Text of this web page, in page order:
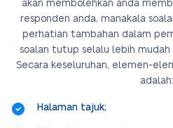
akan membolehkan anda
responden anda, manakala
perhatian tambahan dalam
soalan tutup selalu lebih
Secara keseluruhan, elemen-
adalah:
Halaman tajuk;